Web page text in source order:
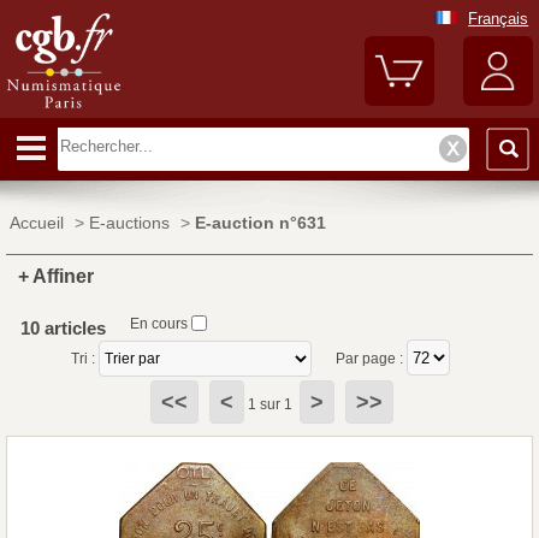
Français
Accueil > E-auctions > E-auction n°631
+ Affiner
10 articles En cours
Tri : Par page :
<< < 1 sur 1 > >>